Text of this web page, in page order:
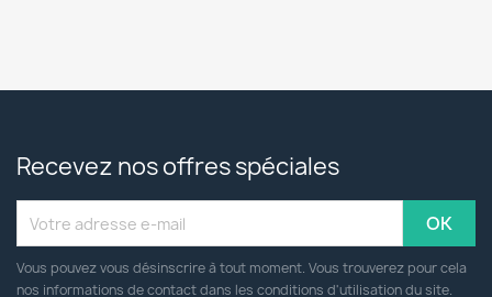
Recevez nos offres spéciales
Vous pouvez vous désinscrire à tout moment. Vous trouverez pour cela
nos informations de contact dans les conditions d'utilisation du site.